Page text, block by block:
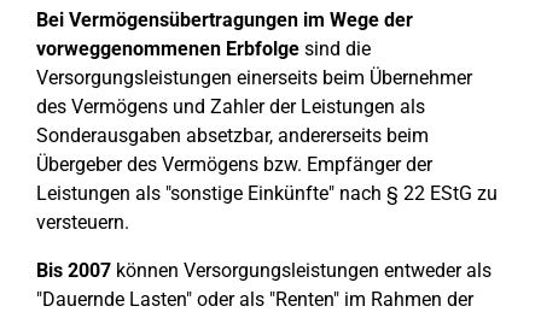
Bei Vermögensübertragungen im Wege der
vorweggenommenen Erbfolge sind die
Versorgungsleistungen einerseits beim Übernehmer
des Vermögens und Zahler der Leistungen als
Sonderausgaben absetzbar, andererseits beim
Übergeber des Vermögens bzw. Empfänger der
Leistungen als "sonstige Einkünfte" nach § 22 EStG zu
versteuern.
Bis 2007 können Versorgungsleistungen entweder als
"Dauernde Lasten" oder als "Renten" im Rahmen der